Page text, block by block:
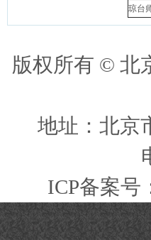
琼台
版权所有 © 北
地址：北
ICP备案号